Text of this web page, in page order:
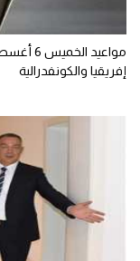
إفريقيا والكونفدرالية